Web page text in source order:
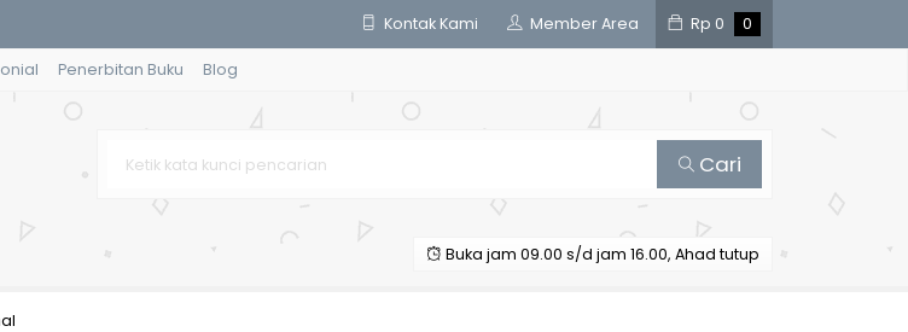
Inte
Kontak Kami Member Area Rp 0 0
Penerbitan Buku Blog
Cari
Buka jam 09.00 s/d jam 16.00, Ahad tutup